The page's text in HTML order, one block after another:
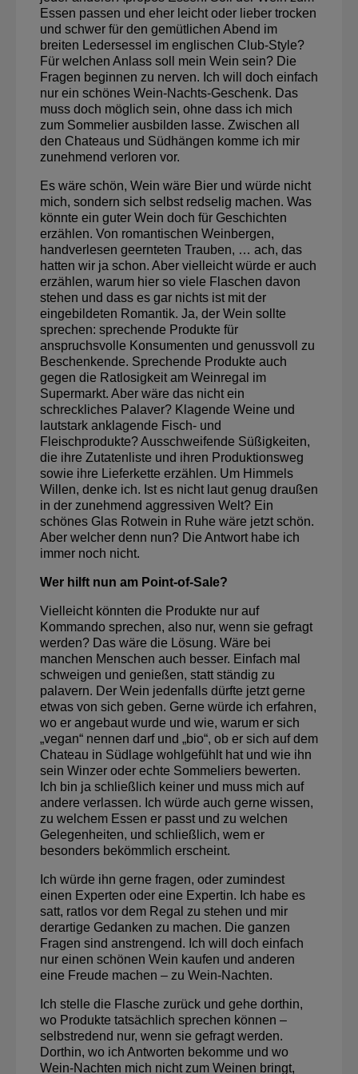
Essen passen und eher leicht oder lieber trocken
und schwer für den gemütlichen Abend im
breiten Ledersessel im englischen Club-Style?
Für welchen Anlass soll mein Wein sein? Die
Fragen beginnen zu nerven. Ich will doch einfach
nur ein schönes Wein-Nachts-Geschenk. Das
muss doch möglich sein, ohne dass ich mich
zum Sommelier ausbilden lasse. Zwischen all
den Chateaus und Südhängen komme ich mir
zunehmend verloren vor.
Es wäre schön, Wein wäre Bier und würde nicht
mich, sondern sich selbst redselig machen. Was
könnte ein guter Wein doch für Geschichten
erzählen. Von romantischen Weinbergen,
handverlesen geernteten Trauben, … ach, das
hatten wir ja schon. Aber vielleicht würde er auch
erzählen, warum hier so viele Flaschen davon
stehen und dass es gar nichts ist mit der
eingebildeten Romantik. Ja, der Wein sollte
sprechen: sprechende Produkte für
anspruchsvolle Konsumenten und genussvoll zu
Beschenkende. Sprechende Produkte auch
gegen die Ratlosigkeit am Weinregal im
Supermarkt. Aber wäre das nicht ein
schreckliches Palaver? Klagende Weine und
lautstark anklagende Fisch- und
Fleischprodukte? Ausschweifende Süßigkeiten,
die ihre Zutatenliste und ihren Produktionsweg
sowie ihre Lieferkette erzählen. Um Himmels
Willen, denke ich. Ist es nicht laut genug draußen
in der zunehmend aggressiven Welt? Ein
schönes Glas Rotwein in Ruhe wäre jetzt schön.
Aber welcher denn nun? Die Antwort habe ich
immer noch nicht.
Wer hilft nun am Point-of-Sale?
Vielleicht könnten die Produkte nur auf
Kommando sprechen, also nur, wenn sie gefragt
werden? Das wäre die Lösung. Wäre bei
manchen Menschen auch besser. Einfach mal
schweigen und genießen, statt ständig zu
palavern. Der Wein jedenfalls dürfte jetzt gerne
etwas von sich geben. Gerne würde ich erfahren,
wo er angebaut wurde und wie, warum er sich
„vegan“ nennen darf und „bio“, ob er sich auf dem
Chateau in Südlage wohlgefühlt hat und wie ihn
sein Winzer oder echte Sommeliers bewerten.
Ich bin ja schließlich keiner und muss mich auf
andere verlassen. Ich würde auch gerne wissen,
zu welchem Essen er passt und zu welchen
Gelegenheiten, und schließlich, wem er
besonders bekömmlich erscheint.
Ich würde ihn gerne fragen, oder zumindest
einen Experten oder eine Expertin. Ich habe es
satt, ratlos vor dem Regal zu stehen und mir
derartige Gedanken zu machen. Die ganzen
Fragen sind anstrengend. Ich will doch einfach
nur einen schönen Wein kaufen und anderen
eine Freude machen – zu Wein-Nachten.
Ich stelle die Flasche zurück und gehe dorthin,
wo Produkte tatsächlich sprechen können –
selbstredend nur, wenn sie gefragt werden.
Dorthin, wo ich Antworten bekomme und wo
Wein-Nachten mich nicht zum Weinen bringt,